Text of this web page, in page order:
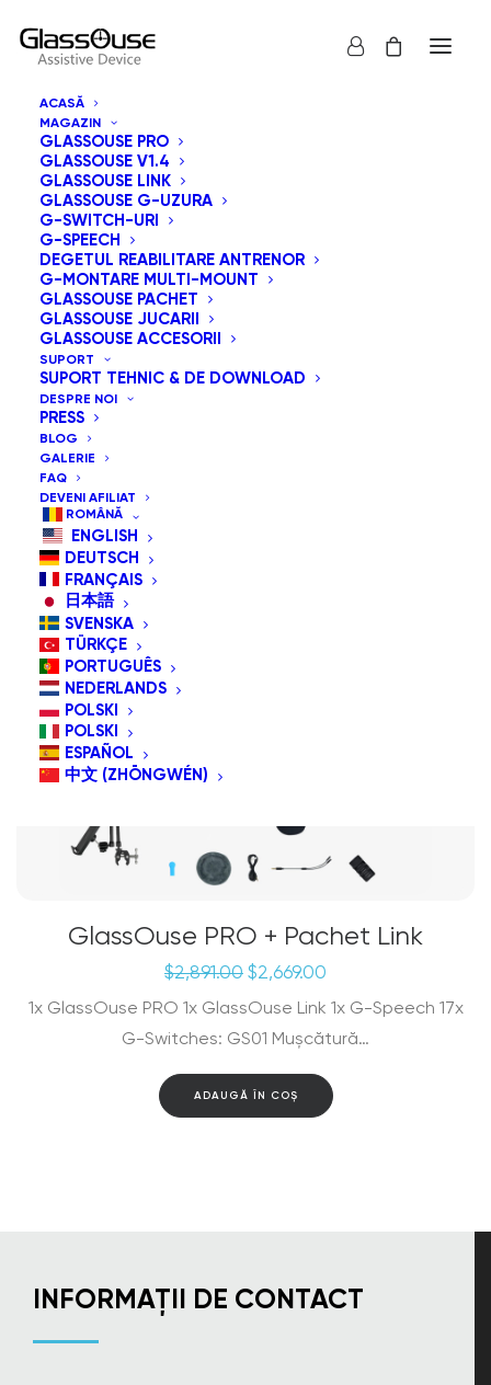
ACASĂ
MAGAZIN
GLASSOUSE PRO
GLASSOUSE V1.4
GLASSOUSE LINK
GLASSOUSE G-UZURA
G-SWITCH-URI
G-SPEECH
DEGETUL REABILITARE ANTRENOR
G-MONTARE MULTI-MOUNT
GLASSOUSE PACHET
GLASSOUSE JUCARII
GLASSOUSE ACCESORII
SUPORT
SUPORT TEHNIC & DE DOWNLOAD
DESPRE NOI
PRESS
BLOG
GALERIE
FAQ
DEVENI AFILIAT
ROMÂNĂ
ENGLISH
DEUTSCH
FRANÇAIS
日本語
SVENSKA
TÜRKÇE
PORTUGUÊS
NEDERLANDS
POLSKI
POLSKI
ESPAÑOL
中文 (ZHŌNGWÉN)
Arată tot
Sortare implicită
Sortează după popularitatea vânzărilor
Sortează după cele mai recente
Sortează după preț: de la mare la mic
REDUCERI!
Pachet special
GlassOuse PRO + Pachet Link
$2,891.00 Prețul
a
fost:
$2,669.00
este:
$2,669.00.
1x GlassOuse PRO 1x GlassOuse Link 1x G-Speech 17x
G-Switches: GS01 Mușcătură…
ADAUGĂ ÎN COȘ
INFORMAȚII DE CONTACT